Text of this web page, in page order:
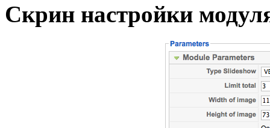
Скрин настройки